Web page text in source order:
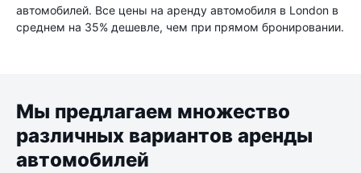
автомобилей. Все цены на аренду автомобиля в London в
среднем на 35% дешевле, чем при прямом бронировании.
Мы предлагаем множество
различных вариантов аренды
автомобилей